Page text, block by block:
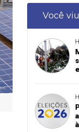
Você